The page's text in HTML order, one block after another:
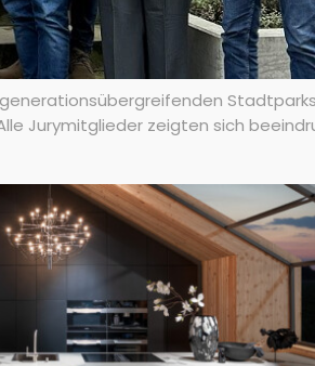
Jurymitglieder zeigten sich